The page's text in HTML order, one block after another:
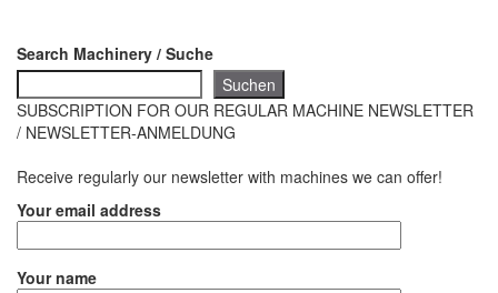
Search Machinery / Suche
Suchen
SUBSCRIPTION FOR OUR REGULAR MACHINE NEWSLETTER
/ NEWSLETTER-ANMELDUNG
Receive regularly our newsletter with machines we can offer!
Your email address
Your name